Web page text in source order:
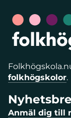
folkhögskolor.
Anmäl dig till